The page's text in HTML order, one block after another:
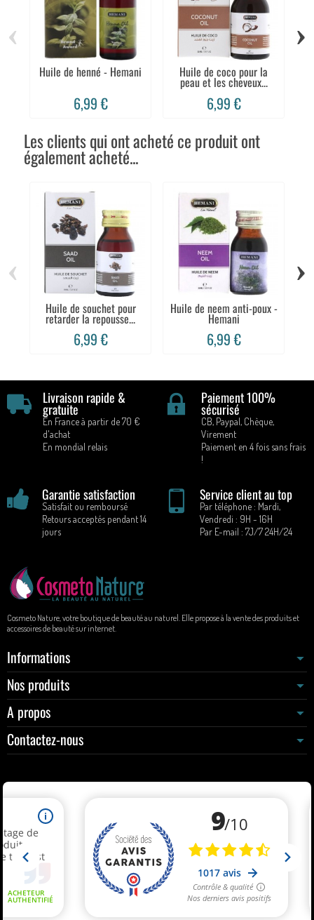
Huile de henné - Hemani
6,99 €
Huile de coco pour la
peau et les cheveux...
6,99 €
‹ ›
Les clients qui ont acheté ce produit ont
également acheté...
Huile de souchet pour
retarder la repousse...
6,99 €
Huile de neem anti-poux -
Hemani
6,99 €
‹ ›
Livraison rapide &
gratuite
En France à partir de 70 €
d'achat
En mondial relais
Paiement 100%
sécurisé
CB, Paypal, Chèque,
Virement
Paiement en 4 fois sans frais
!
Garantie satisfaction
Satisfait ou remboursé
Retours acceptés pendant 14
jours
Service client au top
Par téléphone : Mardi,
Vendredi : 9H - 16H
Par E-mail : 7J/7 24H/24
Cosmeto Nature, votre boutique de beauté au naturel. Elle propose à la vente des produits et
accessoires de beauté sur internet.
Informations
Nos produits
A propos
Contactez-nous